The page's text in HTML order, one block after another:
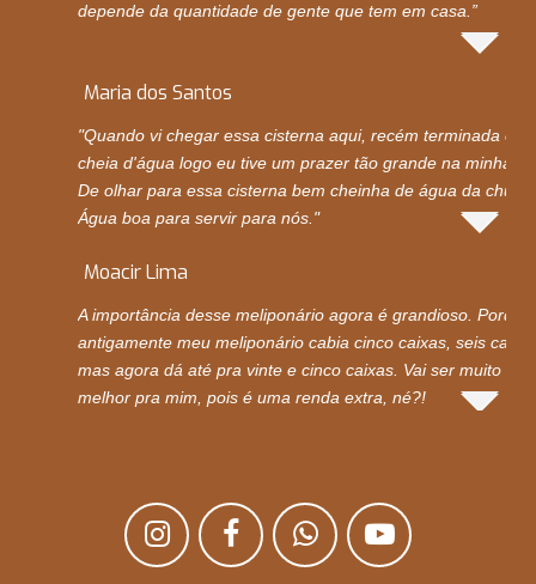
depende da quantidade de gente que tem em casa.”
Maria dos Santos
"Quando vi chegar essa cisterna aqui, recém terminada e
cheia d'água logo eu tive um prazer tão grande na minha
De olhar para essa cisterna bem cheinha de água da chuva.
Água boa para servir para nós."
Moacir Lima
A importância desse meliponário agora é grandioso. Porque
antigamente meu meliponário cabia cinco caixas, seis
mas agora dá até pra vinte e cinco caixas. Vai ser muito
melhor pra mim, pois é uma renda extra, né?!